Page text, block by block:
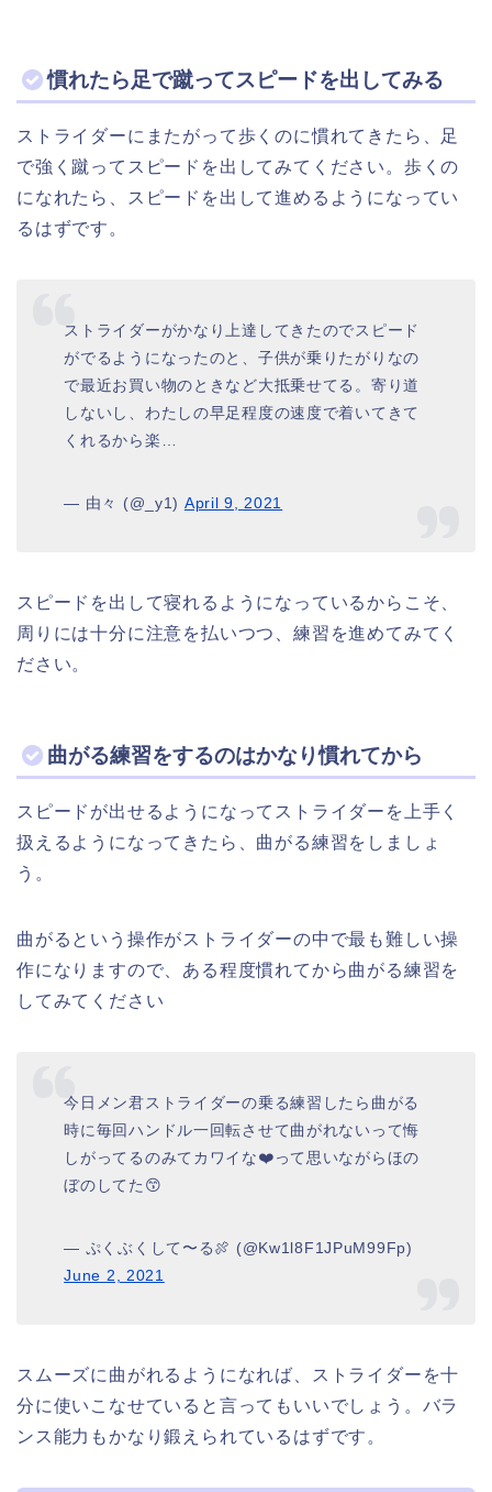
慣れたら足で蹴ってスピードを出してみる
ストライダーにまたがって歩くのに慣れてきたら、足
で強く蹴ってスピードを出してみてください。歩くの
になれたら、スピードを出して進めるようになってい
るはずです。
ストライダーがかなり上達してきたのでスピード
がでるようになったのと、子供が乗りたがりなの
で最近お買い物のときなど大抵乗せてる。寄り道
しないし、わたしの早足程度の速度で着いてきて
くれるから楽…
— 由々 (@_y1) April 9, 2021
スピードを出して寝れるようになっているからこそ、
周りには十分に注意を払いつつ、練習を進めてみてく
ださい。
曲がる練習をするのはかなり慣れてから
スピードが出せるようになってストライダーを上手く
扱えるようになってきたら、曲がる練習をしましょ
う。
曲がるという操作がストライダーの中で最も難しい操
作になりますので、ある程度慣れてから曲がる練習を
してみてください
今日メン君ストライダーの乗る練習したら曲がる
時に毎回ハンドル一回転させて曲がれないって悔
しがってるのみてカワイな❤️って思いながらほの
ぼのしてた😙
— ぷくぶくして〜る🍖 (@Kw1l8F1JPuM99Fp)
June 2, 2021
スムーズに曲がれるようになれば、ストライダーを十
分に使いこなせていると言ってもいいでしょう。バラ
ンス能力もかなり鍛えられているはずです。